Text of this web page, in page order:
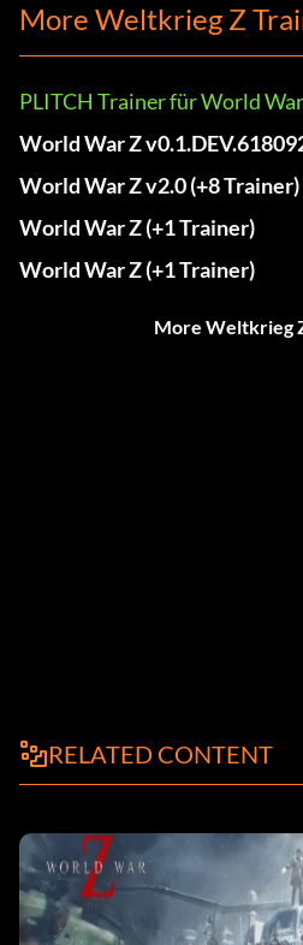
More Weltkrieg Z
PLITCH Trainer für World
World War Z
World War Z v2.0 (+8 Trainer)
World War Z (+1 Trainer)
World War Z (+1 Trainer)
More Weltkrieg
RELATED CONTENT